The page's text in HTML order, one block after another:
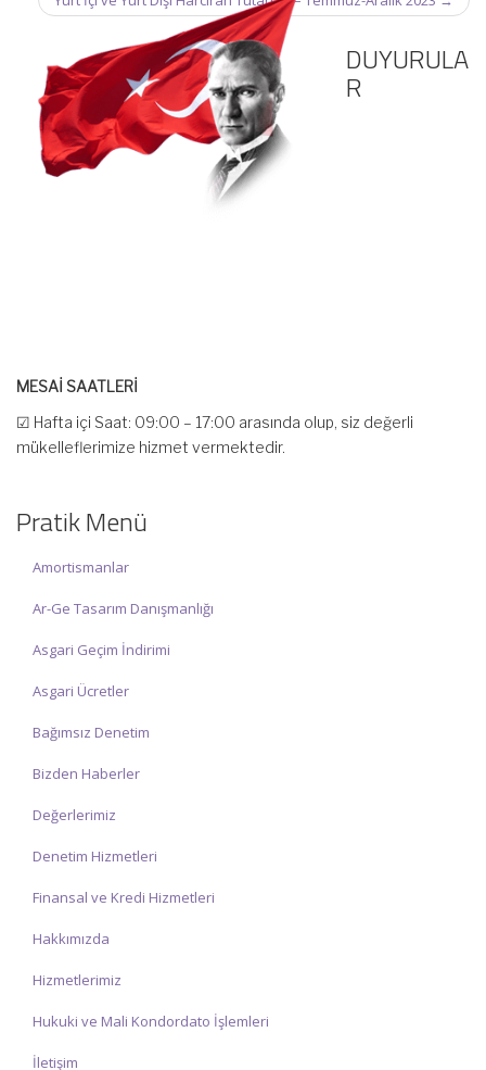
DUYURULA
R
MESAİ SAATLERİ
☑ Hafta içi Saat: 09:00 – 17:00 arasında olup, siz değerli
mükelleflerimize hizmet vermektedir.
İlgi ve anlayışınız için İNCİ MUHASEBE MÜŞAVİRLİK Ailesi olarak
teşekkür ederiz.
Pratik Menü
Amortismanlar
Ar-Ge Tasarım Danışmanlığı
Asgari Geçim İndirimi
Asgari Ücretler
Bağımsız Denetim
Bizden Haberler
Değerlerimiz
Denetim Hizmetleri
Finansal ve Kredi Hizmetleri
Hakkımızda
Hizmetlerimiz
Hukuki ve Mali Kondordato İşlemleri
İletişim